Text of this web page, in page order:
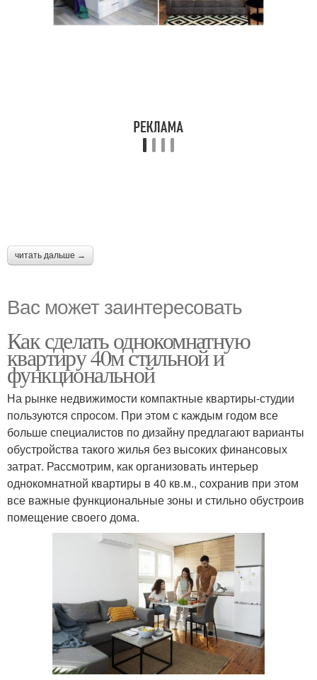
читать дальше →
Вас может заинтересовать
Как сделать однокомнатную
квартиру 40м стильной и
функциональной
На рынке недвижимости компактные квартиры-студии
пользуются спросом. При этом с каждым годом все
больше специалистов по дизайну предлагают варианты
обустройства такого жилья без высоких финансовых
затрат. Рассмотрим, как организовать интерьер
однокомнатной квартиры в 40 кв.м., сохранив при этом
все важные функциональные зоны и стильно обустроив
помещение своего дома.